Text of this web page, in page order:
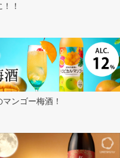
！
ンゴー梅酒！